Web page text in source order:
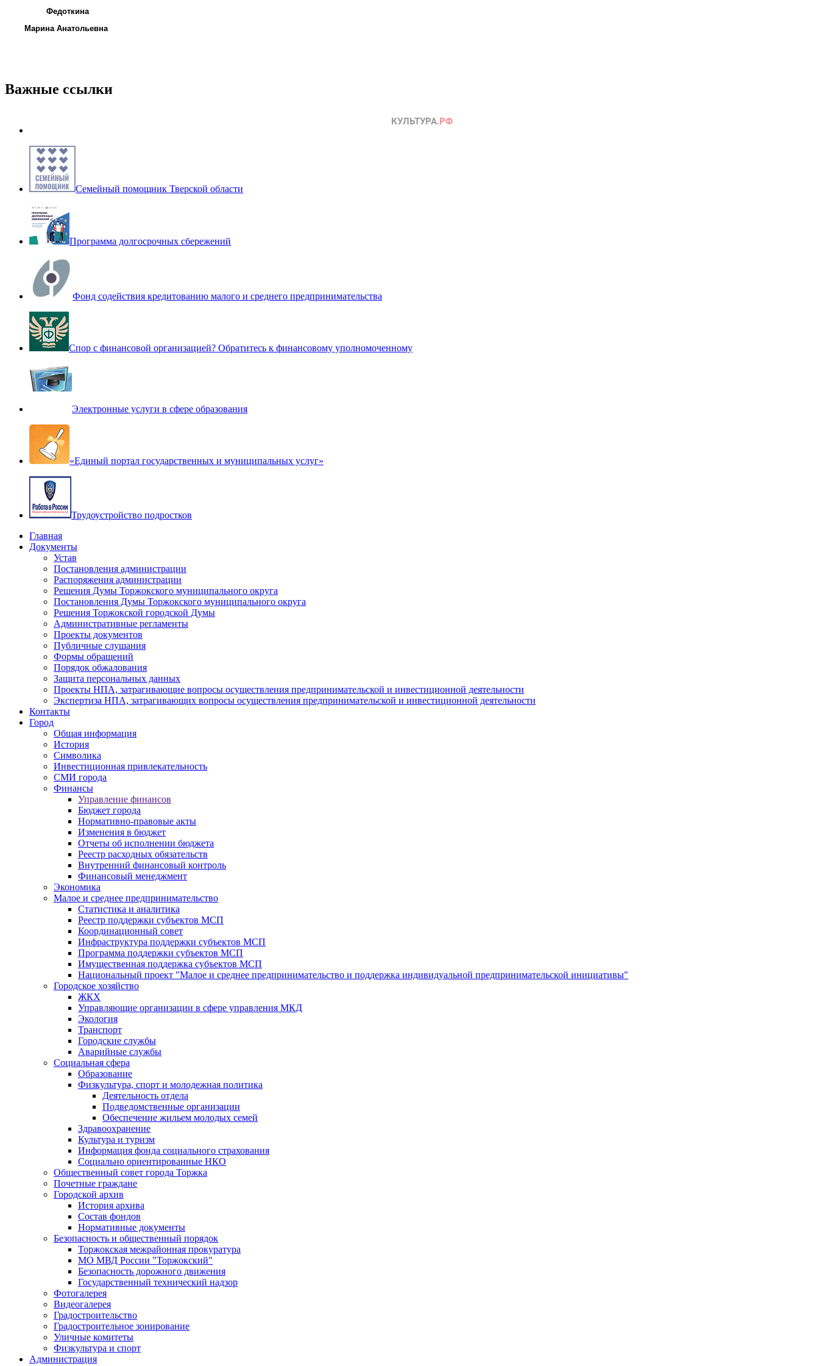
Федоткина
Марина Анатольевна
Важные ссылки
Семейный помощник Тверской области
Программа долгосрочных сбережений
Фонд содействия кредитованию малого и среднего предпринимательства
Спор с финансовой организацией? Обратитесь к финансовому уполномоченному
Электронные услуги в сфере образования
«Единый портал государственных и муниципальных услуг»
Трудоустройство подростков
Главная
Документы
Устав
Постановления администрации
Распоряжения администрации
Решения Думы Торжокского муниципального округа
Постановления Думы Торжокского муниципального округа
Решения Торжокской городской Думы
Административные регламенты
Проекты документов
Публичные слушания
Формы обращений
Порядок обжалования
Защита персональных данных
Проекты НПА, затрагивающие вопросы осуществления предпринимательской и инвестиционной деятельности
Экспертиза НПА, затрагивающих вопросы осуществления предпринимательской и инвестиционной деятельности
Контакты
Город
Общая информация
История
Символика
Инвестиционная привлекательность
СМИ города
Финансы
Управление финансов
Бюджет города
Нормативно-правовые акты
Изменения в бюджет
Отчеты об исполнении бюджета
Реестр расходных обязательств
Внутренний финансовый контроль
Финансовый менеджмент
Экономика
Малое и среднее предпринимательство
Статистика и аналитика
Реестр поддержки субъектов МСП
Координационный совет
Инфраструктура поддержки субъектов МСП
Программа поддержки субъектов МСП
Имущественная поддержка субъектов МСП
Национальный проект "Малое и среднее предпринимательство и поддержка индивидуальной предпринимательской инициативы"
Городское хозяйство
ЖКХ
Управляющие организации в сфере управления МКД
Экология
Транспорт
Городские службы
Аварийные службы
Социальная сфера
Образование
Физкультура, спорт и молодежная политика
Деятельность отдела
Подведомственные организации
Обеспечение жильем молодых семей
Здравоохранение
Культура и туризм
Информация фонда социального страхования
Социально ориентированные НКО
Общественный совет города Торжка
Почетные граждане
Городской архив
История архива
Состав фондов
Нормативные документы
Безопасность и общественный порядок
Торжокская межрайонная прокуратура
МО МВД России "Торжокский"
Безопасность дорожного движения
Государственный технический надзор
Фотогалерея
Видеогалерея
Градостроительство
Градостроительное зонирование
Уличные комитеты
Физкультура и спорт
Администрация